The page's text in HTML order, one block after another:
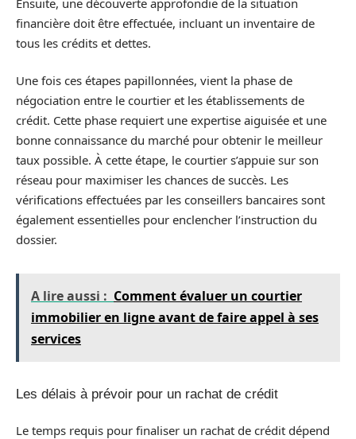
financière doit être effectuée, incluant un inventaire de
tous les crédits et dettes.
Une fois ces étapes papillonnées, vient la phase de
négociation entre le courtier et les établissements de
crédit. Cette phase requiert une expertise aiguisée et une
bonne connaissance du marché pour obtenir le meilleur
taux possible. À cette étape, le courtier s’appuie sur son
réseau pour maximiser les chances de succès. Les
vérifications effectuées par les conseillers bancaires sont
également essentielles pour enclencher l’instruction du
dossier.
A lire aussi : Comment évaluer un courtier
immobilier en ligne avant de faire appel à ses
services
Les délais à prévoir pour un rachat de crédit
Le temps requis pour finaliser un rachat de crédit dépend